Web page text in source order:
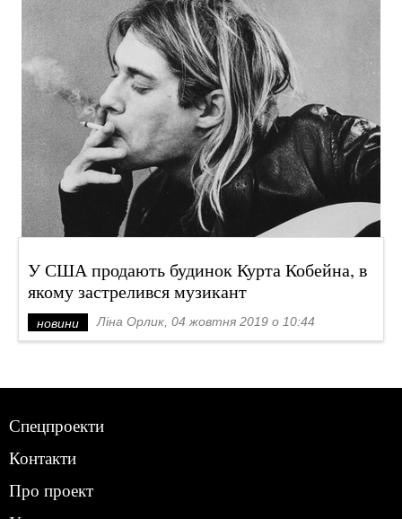
У США продають будинок Курта Кобейна, в
якому застрелився музикант
новини Ліна Орлик, 04 жовтня 2019 о 10:44
Спецпроекти
Контакти
Про проект